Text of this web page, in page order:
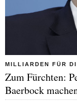
MILLIARDEN FÜR
Zum Fürchten:
Baerbock